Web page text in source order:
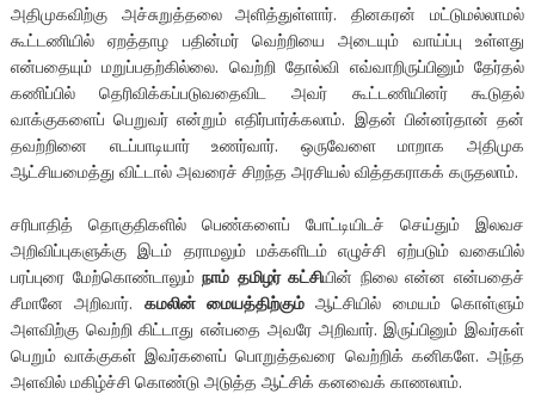
அதிமுகவிற்கு அச்சுறுத்தலை அளித்துள்ளார். தினகரன் மட்டுமல்லாமல்
கூட்டணியில் ஏறத்தாழ பதின்மர் வெற்றியை அடையும் வாய்ப்பு உள்ளது
என்பதையும் மறுப்பதற்கில்லை. வெற்றி தோல்வி எவ்வாறிருப்பினும் தேர்தல்
கணிப்பில் தெரிவிக்கப்படுவதைவிட அவர் கூட்டணியினர் கூடுதல்
வாக்குகளைப் பெறுவர் என்றும் எதிர்பார்க்கலாம். இதன் பின்னர்தான் தன்
தவற்றினை எடப்பாடியார் உணர்வார். ஒருவேளை மாறாக அதிமுக
ஆட்சியமைத்து விட்டால் அவரைச் சிறந்த அரசியல் வித்தகராகக் கருதலாம்.
சரிபாதித் தொகுதிகளில் பெண்களைப் போட்டியிடச் செய்தும் இலவச
அறிவிப்புகளுக்கு இடம் தராமலும் மக்களிடம் எழுச்சி ஏற்படும் வகையில்
பரப்புரை மேற்கொண்டாலும்நாம் தமிழர் கட்சியின் நிலை என்ன என்பதைச்
சீமானே அறிவார். கமலின் மையத்திற்கும் ஆட்சியில் மையம் கொள்ளும்
அளவிற்கு வெற்றி கிட்டாது என்பதை அவரே அறிவார். இருப்பினும் இவர்கள்
பெறும் வாக்குகள் இவர்களைப் பொறுத்தவரை வெற்றிக் கனிகளே. அந்த
அளவில் மகிழ்ச்சி கொண்டு அடுத்த ஆட்சிக் கனவைக் காணலாம்.